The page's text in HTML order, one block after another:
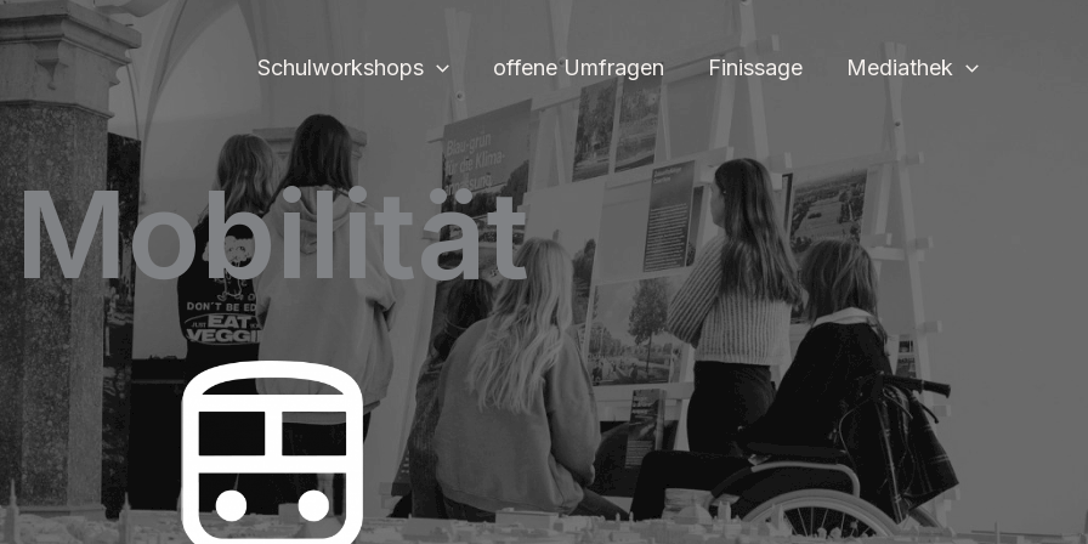
Schulworkshops offene Umfragen Finissage Mediathek
Mobilität